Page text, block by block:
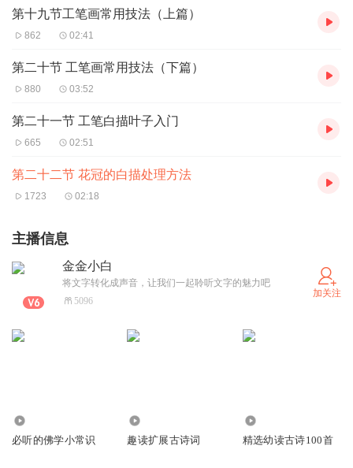
第十九节工笔画常用技法（上篇）
862 02:41
第二十节 工笔画常用技法（下篇）
880 03:52
第二十一节 工笔白描叶子入门
665 02:51
第二十二节 花冠的白描处理方法
1723 02:18
主播信息
金金小白
将文字转化成声音，让我们一起聆听文字的魅力吧
5096
加关注
必听的佛学小常识 趣读扩展古诗词 精选幼读古诗100首